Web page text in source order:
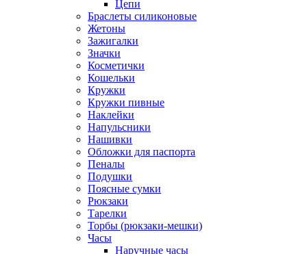
Цепи
Браслеты силиконовые
Жетоны
Зажигалки
Значки
Косметички
Кошельки
Кружки
Кружки пивные
Наклейки
Напульсники
Нашивки
Обложки для паспорта
Пеналы
Подушки
Поясные сумки
Рюкзаки
Тарелки
Торбы (рюкзаки-мешки)
Часы
Наручные часы